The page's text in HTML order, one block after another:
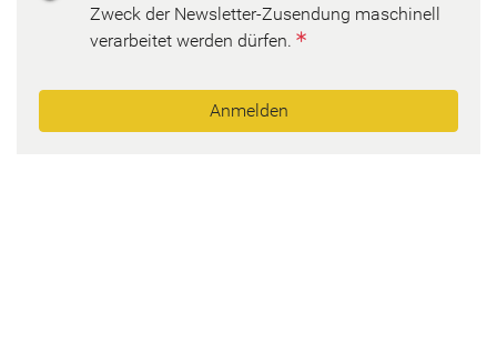
Zweck der Newsletter-Zusendung maschinell
verarbeitet werden dürfen.
Anmelden